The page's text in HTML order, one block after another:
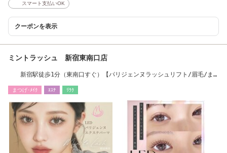
スマート支払いOK
クーポンを表示
ミントラッシュ 新宿東南口店
新宿駅徒歩1分（東南口すぐ）【パリジェンヌラッシュリフト/眉毛/ま
まつげ･ﾒｲｸ ｴｽﾃ ﾘﾗｸ